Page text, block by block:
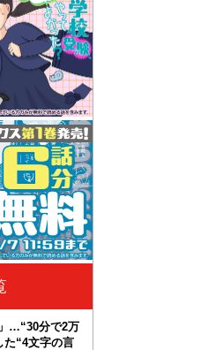
…“30分で2万
た“4文字の言